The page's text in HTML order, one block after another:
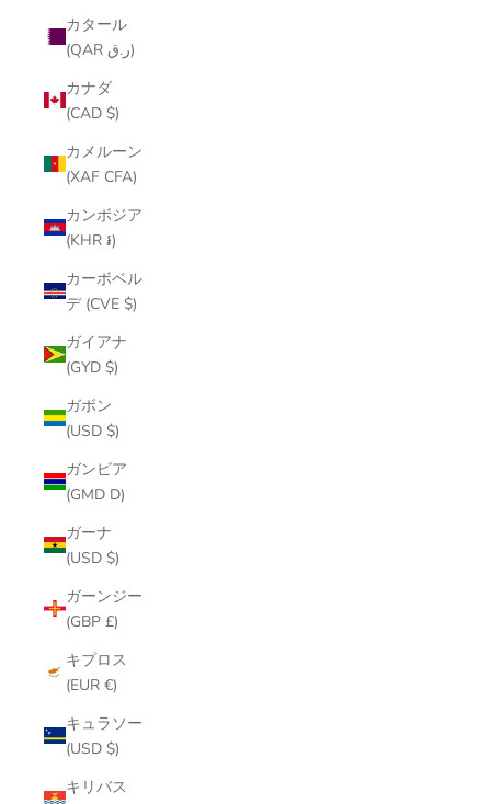
カタール
(QAR ر.ق)
カナダ
(CAD $)
カメルーン
(XAF CFA)
カンボジア
(KHR ៛)
カーボベル
デ (CVE $)
ガイアナ
(GYD $)
ガボン
(USD $)
ガンビア
(GMD D)
ガーナ
(USD $)
ガーンジー
(GBP £)
キプロス
(EUR €)
キュラソー
(USD $)
キリバス